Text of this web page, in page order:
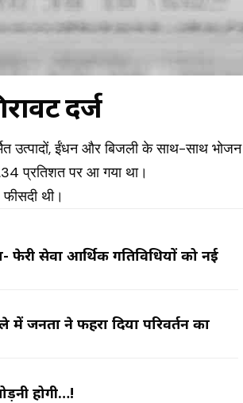
दर्ज
उत्पादों, ईंधन और बिजली के साथ-साथ भोजन
प्रतिशत पर आ गया था।
थी।
फेरी सेवा आर्थिक गतिविधियों को नई
में जनता ने फहरा दिया परिवर्तन का
होगी…!